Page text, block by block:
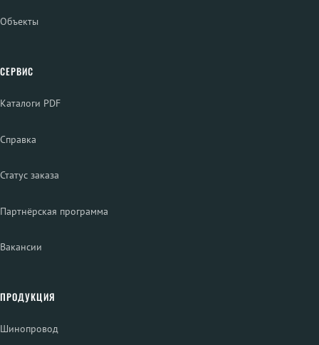
Объекты
СЕРВИС
Каталоги PDF
Справка
Статус заказа
Партнёрская программа
Вакансии
ПРОДУКЦИЯ
Шинопровод